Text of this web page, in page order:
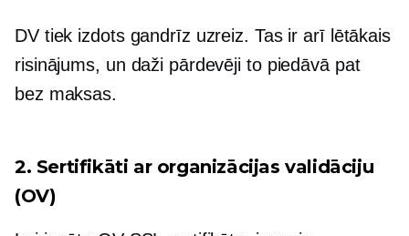
DV tiek izdots gandrīz uzreiz. Tas ir arī lētākais
risinājums, un daži pārdevēji to piedāvā pat
bez maksas.
2. Sertifikāti ar organizācijas validāciju
(OV)